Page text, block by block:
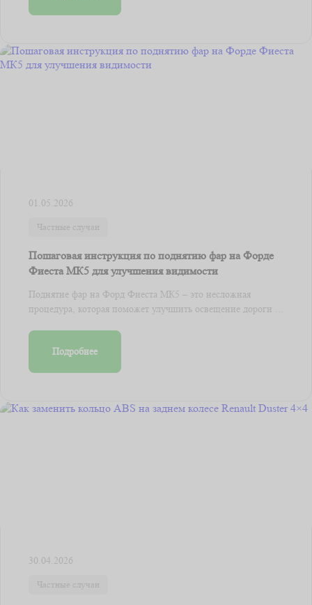
01.05.2026
Частные случаи
Пошаговая инструкция по поднятию фар на Форде
Фиеста МК5 для улучшения видимости
Поднятие фар на Форд Фиеста МК5 – это несложная
процедура, которая поможет улучшить освещение дороги ...
Подробнее
30.04.2026
Частные случаи